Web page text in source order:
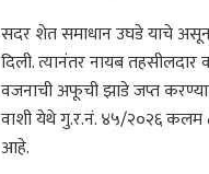
सदर शेत समाधान उघडे याचे असून
दिली. त्यानंतर नायब
वजनाची अफूची झाडे जप्त
वाशी येथे गु.र.नं. ४५/२०२६
आहे.